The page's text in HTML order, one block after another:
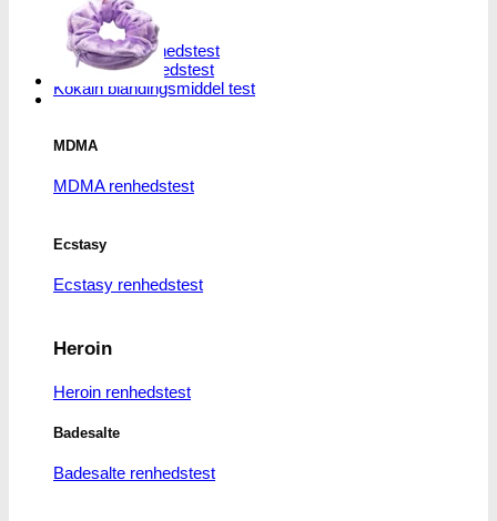
Kokain Tests
Kokain renhedhedstest
Crack renhedhedstest
Kokain blandingsmiddel test
MDMA
MDMA renhedstest
Ecstasy
Ecstasy renhedstest
Heroin
Heroin renhedstest
Badesalte
Badesalte renhedstest
varianter.
Mulighederne